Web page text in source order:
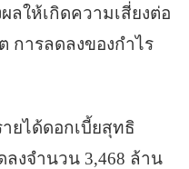
ลให้เกิดความเสี่ยงต่อ
การลดลงของกำไร
ยได้ดอกเบี้ยสุทธิ
งจำนวน 3,468 ล้าน